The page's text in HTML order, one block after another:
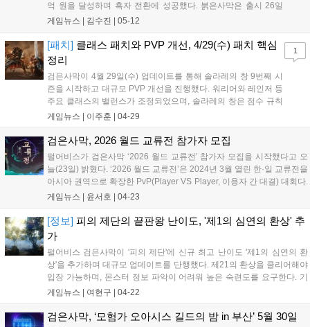
억 원을 달성하며 흑자 전환에 성공했다. 붉은사막은 출시 26일
만에 500만 장 판매를 돌파하며 실적을 견인했고, 콘솔 매출 비중
텐츠 확장과 더불어 개발 중인 도깨비와 플랜 8 등 신작 라인업을
통해 2~3년 주기의 출시 사이클을 유지하며 성장세를 이어갈 계
획이다....
게임뉴스 | 김수진 05-12
[패치] 클래스 패치와 PVP 개선, 4/29(수) 패치 핵심
정리
검은사막이 4월 29일(수) 업데이트를 통해 솔라레의 창 9번째 시
즌을 시작하고 대규모 PVP 개선을 진행했다. 워리어와 레인저 등
주요 클래스의 밸런스가 조정되었으며, 솔라레의 창은 점수 규칙
과 보상이 개편되었다. 거점전은 진행 시간이 2시간으로 늘어났
이 추가되었다....
게임뉴스 | 이주훈 04-29
1
검은사막, 2026 월드 교류전 참가자 모집
펄어비스가 검은사막 ‘2026 월드 교류전’ 참가자 모집을 시작했다고 오
늘(23일) 밝혔다. ‘2026 월드 교류전’은 2024년 3월 열린 한·일 교류전을
아시아 권역으로 확장한 PvP(Player VS Player, 이용자 간 대결) 대회다.
한국, 일본, 대만, 홍콩, 마카오, 태국, 동남아 지역 모험가들이 참가하며,
게임뉴스 | 윤서호 04-23
[정보] 피의 제단의 끝판왕 난이도, '제1의 심연의 환상' 추
가
펄어비스 검은사막이 '피의 제단'에 신규 최고 난이도 '제1의 심연의 환
상'을 추가하며 대규모 업데이트를 단행했다. 제21의 환상을 클리어해야
입장 가능하며, 몬스터 정보 파악이 어려워 높은 숙련도를 요구한다. 기
존 환상 단계 밸런스 조정과 버그 수정, 플레이 환경 개선도 이뤄졌다....
게임뉴스 | 여현구 04-22
검은사막, ‘모험가 오아시스 길드의 밤 in 부산’ 5월 30일